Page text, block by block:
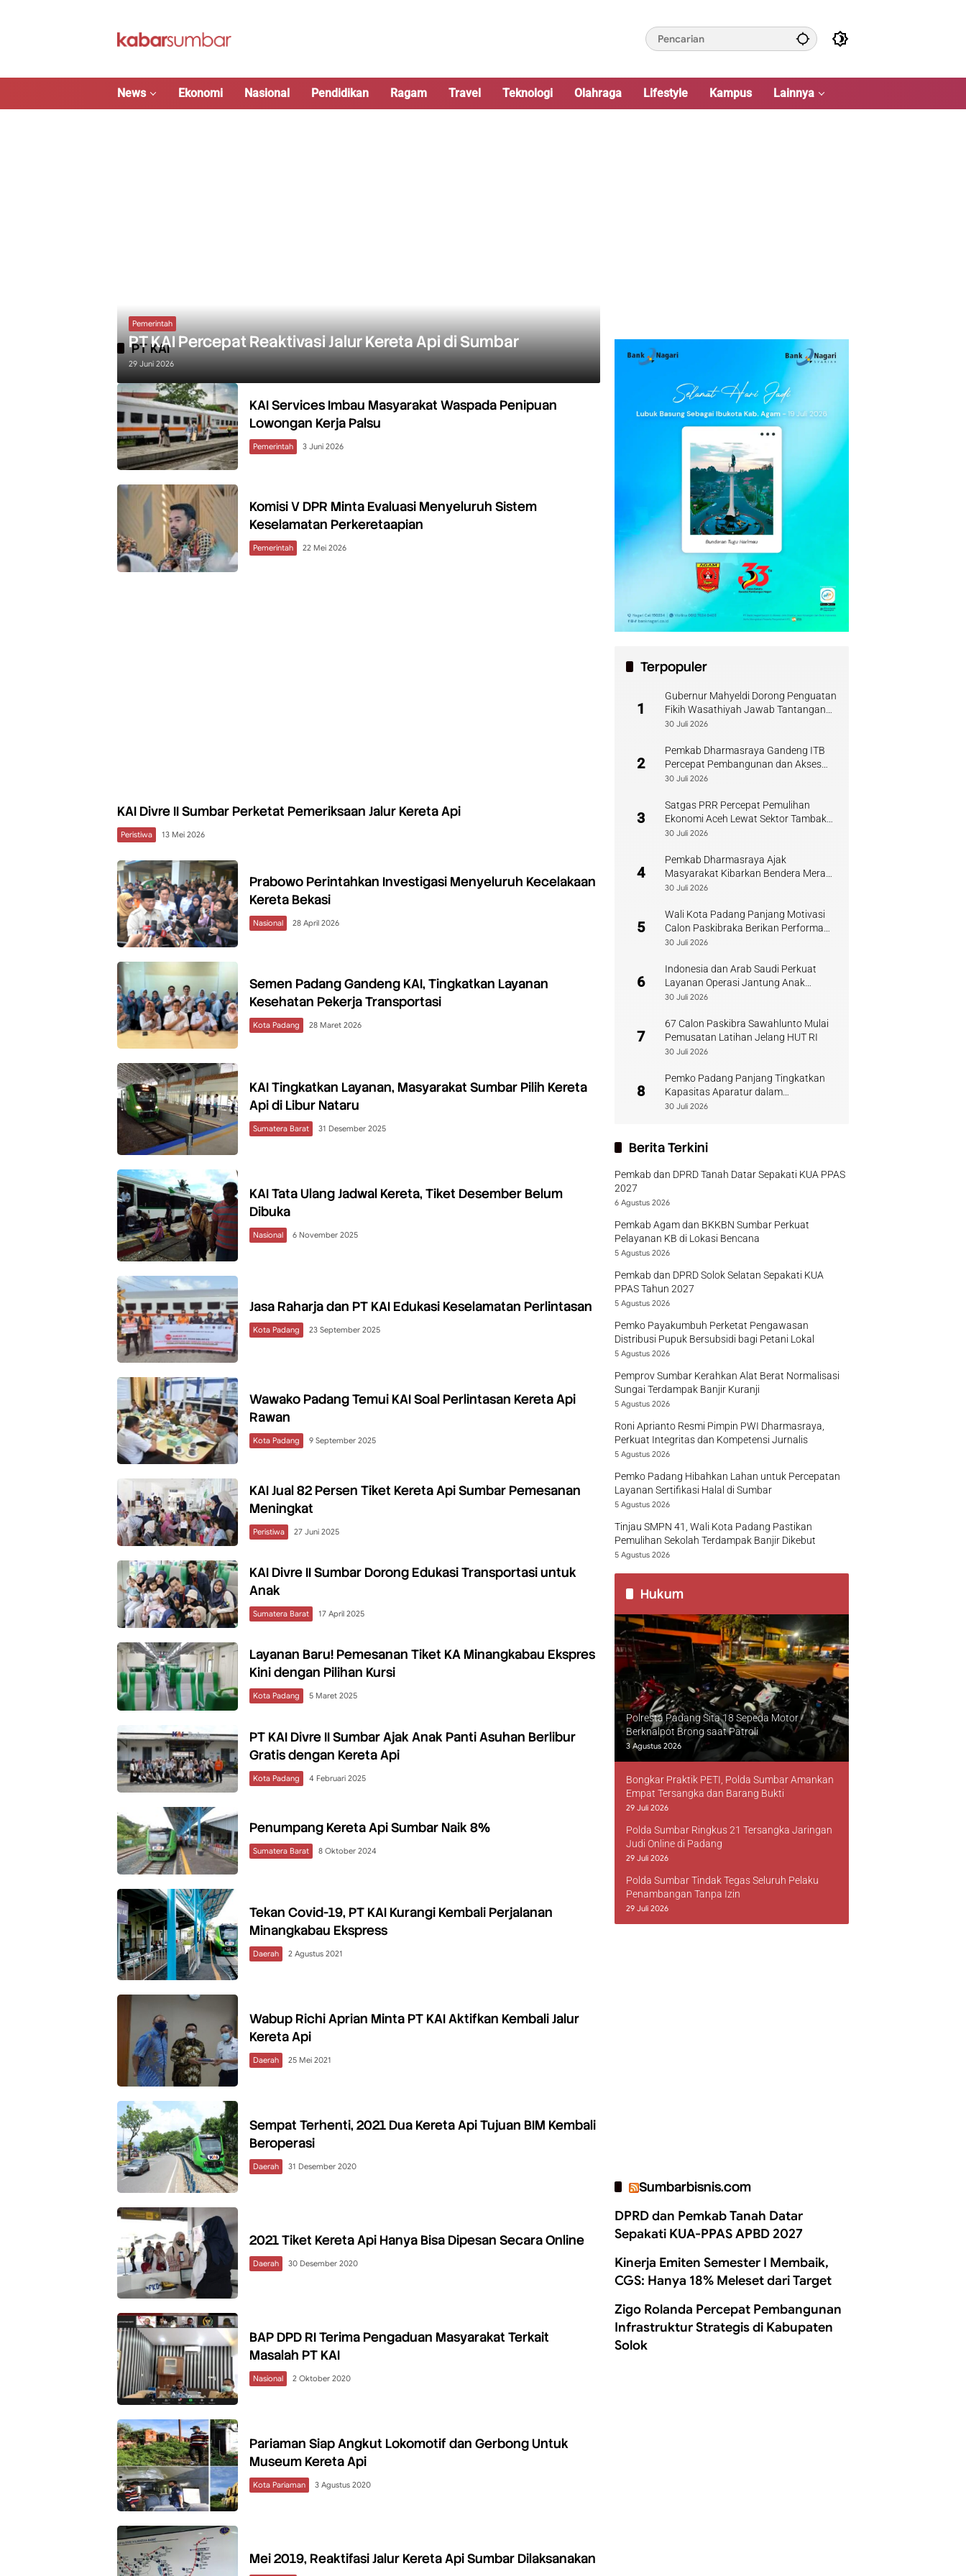
News Ekonomi Nasional Pendidikan Ragam Travel Teknologi Olahraga Lifestyle Kampus Lainnya
PT KAI
Pemerintah
PT KAI Percepat Reaktivasi Jalur Kereta Api di Sumbar
29 Juni 2026
KAI Services Imbau Masyarakat Waspada Penipuan
Lowongan Kerja Palsu
Pemerintah 3 Juni 2026
Komisi V DPR Minta Evaluasi Menyeluruh Sistem
Keselamatan Perkeretaapian
Pemerintah 22 Mei 2026
KAI Divre II Sumbar Perketat Pemeriksaan Jalur Kereta Api
Peristiwa 13 Mei 2026
Prabowo Perintahkan Investigasi Menyeluruh Kecelakaan
Kereta Bekasi
Nasional 28 April 2026
Semen Padang Gandeng KAI, Tingkatkan Layanan
Kesehatan Pekerja Transportasi
Kota Padang 28 Maret 2026
KAI Tingkatkan Layanan, Masyarakat Sumbar Pilih Kereta
Api di Libur Nataru
Sumatera Barat 31 Desember 2025
KAI Tata Ulang Jadwal Kereta, Tiket Desember Belum
Dibuka
Nasional 6 November 2025
Jasa Raharja dan PT KAI Edukasi Keselamatan Perlintasan
Kota Padang 23 September 2025
Wawako Padang Temui KAI Soal Perlintasan Kereta Api
Rawan
Kota Padang 9 September 2025
KAI Jual 82 Persen Tiket Kereta Api Sumbar Pemesanan
Meningkat
Peristiwa 27 Juni 2025
KAI Divre II Sumbar Dorong Edukasi Transportasi untuk
Anak
Sumatera Barat 17 April 2025
Layanan Baru! Pemesanan Tiket KA Minangkabau Ekspres
Kini dengan Pilihan Kursi
Kota Padang 5 Maret 2025
PT KAI Divre II Sumbar Ajak Anak Panti Asuhan Berlibur
Gratis dengan Kereta Api
Kota Padang 4 Februari 2025
Penumpang Kereta Api Sumbar Naik 8%
Sumatera Barat 8 Oktober 2024
Tekan Covid-19, PT KAI Kurangi Kembali Perjalanan
Minangkabau Ekspress
Daerah 2 Agustus 2021
Wabup Richi Aprian Minta PT KAI Aktifkan Kembali Jalur
Kereta Api
Daerah 25 Mei 2021
Sempat Terhenti, 2021 Dua Kereta Api Tujuan BIM Kembali
Beroperasi
Daerah 31 Desember 2020
2021 Tiket Kereta Api Hanya Bisa Dipesan Secara Online
Daerah 30 Desember 2020
BAP DPD RI Terima Pengaduan Masyarakat Terkait
Masalah PT KAI
Nasional 2 Oktober 2020
Pariaman Siap Angkut Lokomotif dan Gerbong Untuk
Museum Kereta Api
Kota Pariaman 3 Agustus 2020
Mei 2019, Reaktifasi Jalur Kereta Api Sumbar Dilaksanakan
Terpopuler
1
Gubernur Mahyeldi Dorong Penguatan
Fikih Wasathiyah Jawab Tantangan
Keagamaan Kontemporer
30 Juli 2026
2
Pemkab Dharmasraya Gandeng ITB
Percepat Pembangunan dan Akses
Pendidikan
30 Juli 2026
3
Satgas PRR Percepat Pemulihan
Ekonomi Aceh Lewat Sektor Tambak
Kopi
30 Juli 2026
4
Pemkab Dharmasraya Ajak
Masyarakat Kibarkan Bendera Merah
Putih Sambut HUT RI
30 Juli 2026
5
Wali Kota Padang Panjang Motivasi
Calon Paskibraka Berikan Performa
Terbaik
30 Juli 2026
6
Indonesia dan Arab Saudi Perkuat
Layanan Operasi Jantung Anak
Sumbar
30 Juli 2026
7
67 Calon Paskibra Sawahlunto Mulai
Pemusatan Latihan Jelang HUT RI
30 Juli 2026
8
Pemko Padang Panjang Tingkatkan
Kapasitas Aparatur dalam
Penanganan Pascabencana
30 Juli 2026
Berita Terkini
Pemkab dan DPRD Tanah Datar Sepakati KUA PPAS
2027
6 Agustus 2026
Pemkab Agam dan BKKBN Sumbar Perkuat
Pelayanan KB di Lokasi Bencana
5 Agustus 2026
Pemkab dan DPRD Solok Selatan Sepakati KUA
PPAS Tahun 2027
5 Agustus 2026
Pemko Payakumbuh Perketat Pengawasan
Distribusi Pupuk Bersubsidi bagi Petani Lokal
5 Agustus 2026
Pemprov Sumbar Kerahkan Alat Berat Normalisasi
Sungai Terdampak Banjir Kuranji
5 Agustus 2026
Roni Aprianto Resmi Pimpin PWI Dharmasraya,
Perkuat Integritas dan Kompetensi Jurnalis
5 Agustus 2026
Pemko Padang Hibahkan Lahan untuk Percepatan
Layanan Sertifikasi Halal di Sumbar
5 Agustus 2026
Tinjau SMPN 41, Wali Kota Padang Pastikan
Pemulihan Sekolah Terdampak Banjir Dikebut
5 Agustus 2026
Hukum
Polresta Padang Sita 18 Sepeda Motor
Berknalpot Brong saat Patroli
3 Agustus 2026
Bongkar Praktik PETI, Polda Sumbar Amankan
Empat Tersangka dan Barang Bukti
29 Juli 2026
Polda Sumbar Ringkus 21 Tersangka Jaringan
Judi Online di Padang
29 Juli 2026
Polda Sumbar Tindak Tegas Seluruh Pelaku
Penambangan Tanpa Izin
29 Juli 2026
Sumbarbisnis.com
DPRD dan Pemkab Tanah Datar
Sepakati KUA-PPAS APBD 2027
Kinerja Emiten Semester I Membaik,
CGS: Hanya 18% Meleset dari Target
Zigo Rolanda Percepat Pembangunan
Infrastruktur Strategis di Kabupaten
Solok